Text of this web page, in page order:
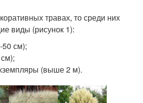
травах, то среди них
виды (рисунок 1):
см);
(выше 2 м).